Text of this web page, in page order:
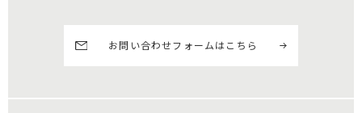
お問い合わせフォームはこちら